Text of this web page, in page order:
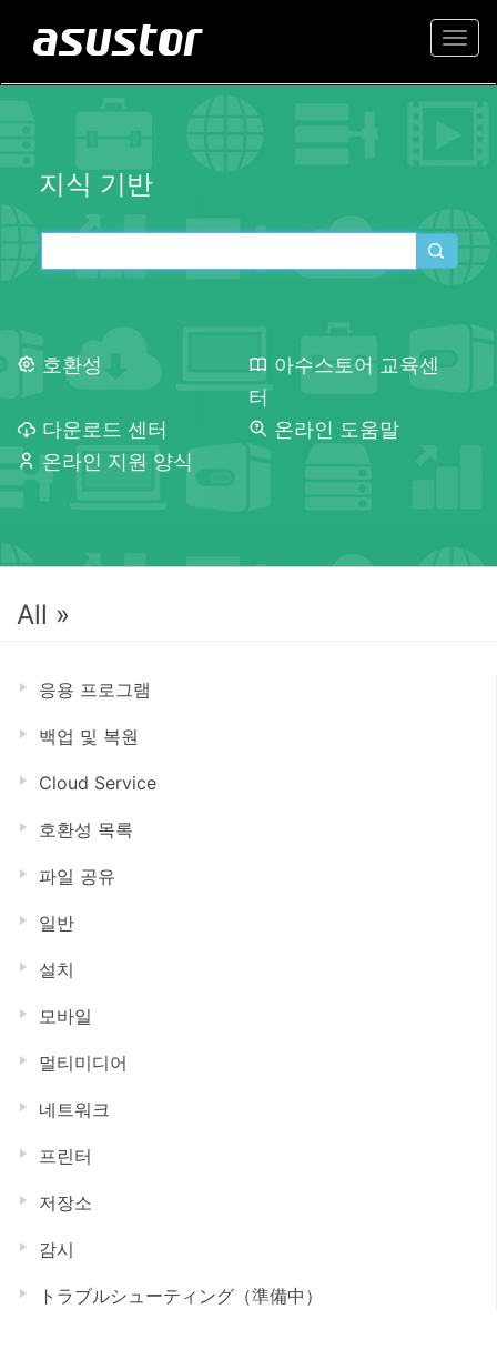
지식 기반
호환성
아수스토어 교육센
터
다운로드 센터
온라인 도움말
온라인 지원 양식
All »
응용 프로그램
백업 및 복원
Cloud Service
호환성 목록
파일 공유
일반
설치
모바일
멀티미디어
네트워크
프린터
저장소
감시
トラブルシューティング（準備中）